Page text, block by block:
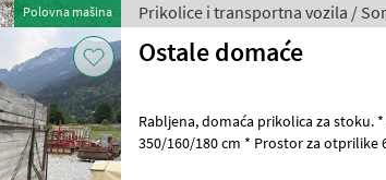
Polovna mašina Prikolice i transportna vozila /
Ostale domaće
Rabljena, domaća prikolica za stoku. * Unutarnje dimenzije (D/Š/V):
350/160/180 cm * Prostor za otprilike